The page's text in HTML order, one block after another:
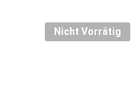
Nicht Vorrätig